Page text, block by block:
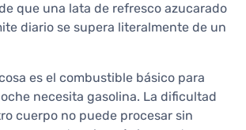
que una lata de refresco azucarado
diario se supera literalmente de un
es el combustible básico para
necesita gasolina. La dificultad
cuerpo no puede procesar sin